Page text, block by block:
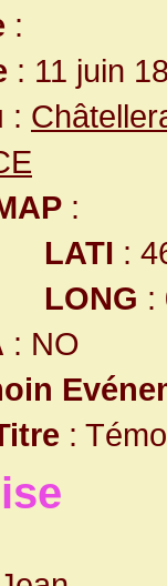
:
: 11 juin
:
:
LATI :
LONG :
: NO
: